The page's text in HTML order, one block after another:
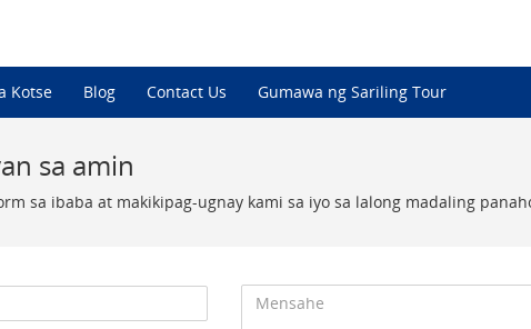
Kotse Blog Contact Us Gumawa ng Sariling Tour
sa amin
sa ibaba at makikipag-ugnay kami sa iyo sa lalong madaling